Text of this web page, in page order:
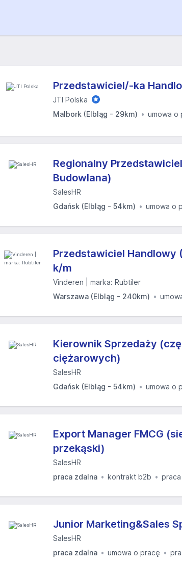
Przedstawiciel/-ka
JTI Polska
Malbork (Elbląg - 29km)
umowa o
Regionalny
Budowlana)
SalesHR
Gdańsk (Elbląg - 54km)
umowa o
Przedstawiciel Handlowy
k/m
Vinderen | marka: Rubtiler
Warszawa (Elbląg - 240km)
Kierownik Sprzedaży
ciężarowych)
SalesHR
Gdańsk (Elbląg - 54km)
umowa o
Export Manager FMCG
przekąski)
SalesHR
praca zdalna
kontrakt b2b
Junior Marketing&Sales
SalesHR
praca zdalna
umowa o pracę